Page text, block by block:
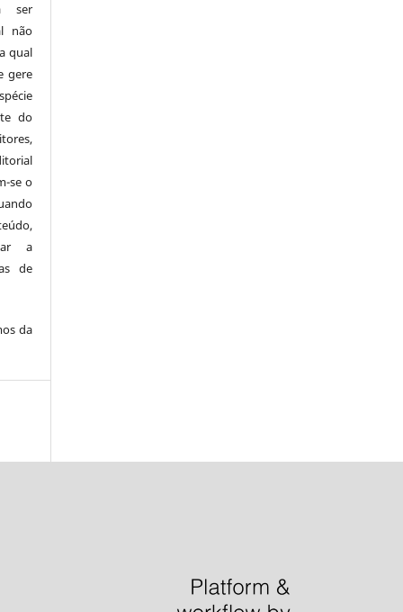
ser
não
qual
gere
do
se o
a
de
da